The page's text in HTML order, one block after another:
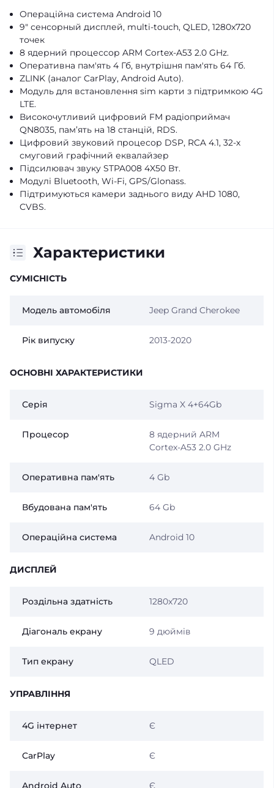
Операційна система Android 10
9" сенсорный дисплей, multi-touch, QLED, 1280x720
точек
8 ядерний процессор ARM Cortex-A53 2.0 GHz.
Оперативна пам'ять 4 Гб, внутрішня пам'ять 64 Гб.
ZLINK (аналог CarPlay, Android Auto).
Модуль для встановлення sim карти з підтримкою 4G
LTE.
Високочутливий цифровий FM радіоприймач
QN8035, пам’ять на 18 станцій, RDS.
Цифровий звуковий процесор DSP, RCA 4.1, 32-x
смуговий графічний еквалайзер
Підсилювач звуку STPA008 4X50 Вт.
Модулі Bluetooth, Wi-Fi, GPS/Glonass.
Підтримуються камери заднього виду AHD 1080,
CVBS.
Характеристики
СУМІСНІСТЬ
Модель автомобіля Jeep Grand Cherokee
Рік випуску 2013-2020
ОСНОВНІ ХАРАКТЕРИСТИКИ
Серія Sigma X 4+64Gb
Процесор
8 ядерний ARM
Cortex-A53 2.0 GHz
Оперативна пам'ять 4 Gb
Вбудована пам'ять 64 Gb
Операційна система Android 10
ДИСПЛЕЙ
Роздільна здатність 1280x720
Діагональ екрану 9 дюймів
Тип екрану QLED
УПРАВЛІННЯ
4G інтернет Є
CarPlay Є
Android Auto Є